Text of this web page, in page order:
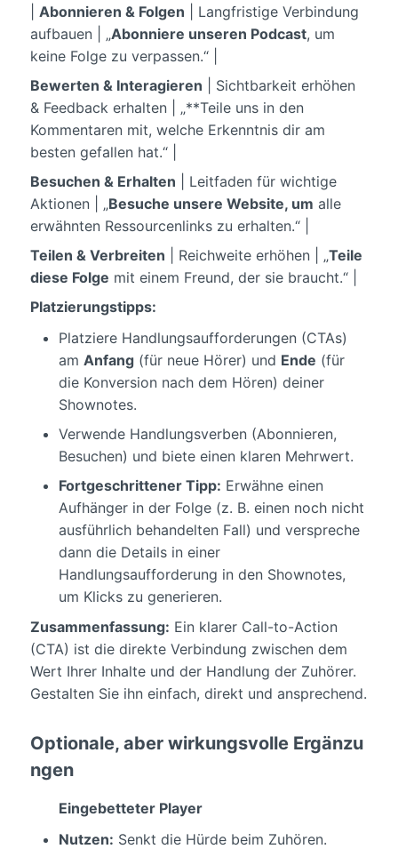
Abonnieren & Folgen | Langfristige Verbindung
aufbauen | „Abonniere unseren Podcast, um
keine Folge zu verpassen.“ |
Bewerten & Interagieren | Sichtbarkeit erhöhen
& Feedback erhalten | „**Teile uns in den
Kommentaren mit, welche Erkenntnis dir am
besten gefallen hat.“ |
Besuchen & Erhalten | Leitfaden für wichtige
Aktionen | „Besuche unsere Website, um alle
erwähnten Ressourcenlinks zu erhalten.“ |
Teilen & Verbreiten | Reichweite erhöhen | „Teile
diese Folge mit einem Freund, der sie braucht.“ |
Platzierungstipps:
Platziere Handlungsaufforderungen (CTAs)
am Anfang(für neue Hörer) und Ende (für
die Konversion nach dem Hören) deiner
Shownotes.
Verwende Handlungsverben (Abonnieren,
Besuchen) und biete einen klaren Mehrwert.
Fortgeschrittener Tipp: Erwähne einen
Aufhänger in der Folge (z. B. einen noch nicht
ausführlich behandelten Fall) und verspreche
dann die Details in einer
Handlungsaufforderung in den Shownotes,
um Klicks zu generieren.
Zusammenfassung: Ein klarer Call-to-Action
(CTA) ist die direkte Verbindung zwischen dem
Wert Ihrer Inhalte und der Handlung der Zuhörer.
Gestalten Sie ihn einfach, direkt und ansprechend.
Optionale, aber wirkungsvolle Ergänzu
ngen
Eingebetteter Player
Nutzen: Senkt die Hürde beim Zuhören.